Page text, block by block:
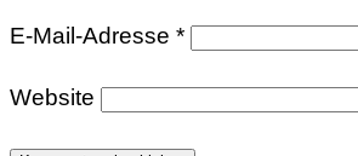
E-Mail-Adresse *
Website